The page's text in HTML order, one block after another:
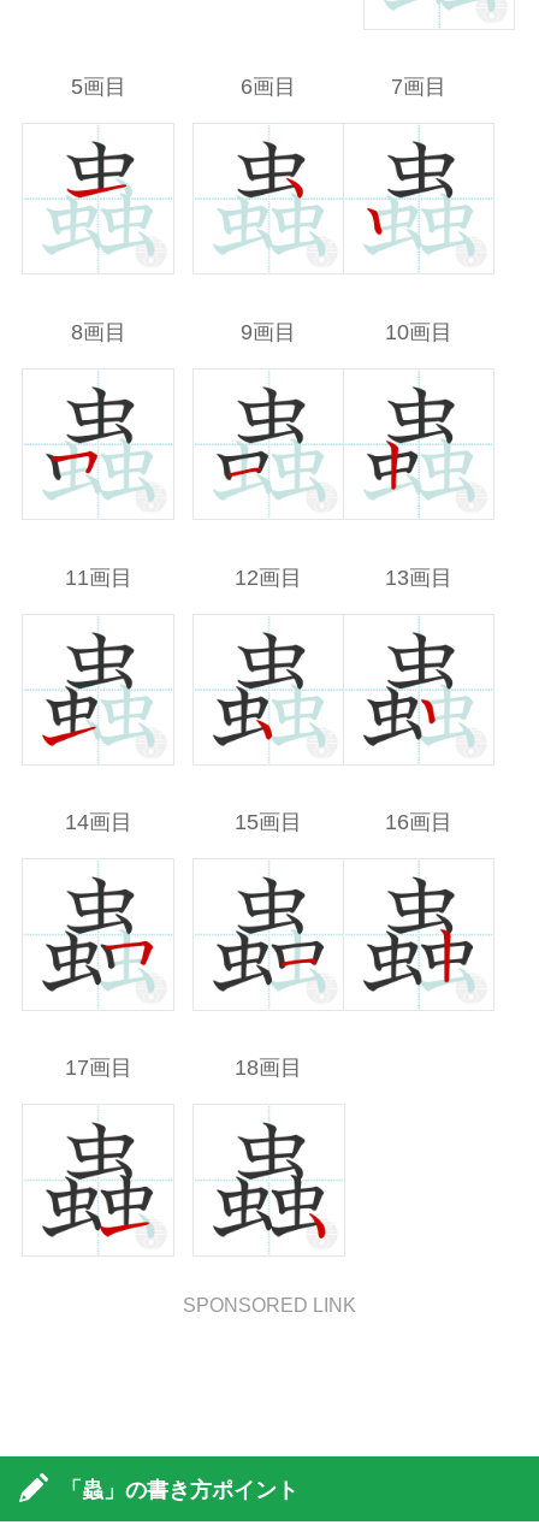
5画目 6画目 7画目
8画目 9画目 10画目
11画目 12画目 13画目
14画目 15画目 16画目
17画目 18画目
SPONSORED LINK
「蟲」の書き方ポイント